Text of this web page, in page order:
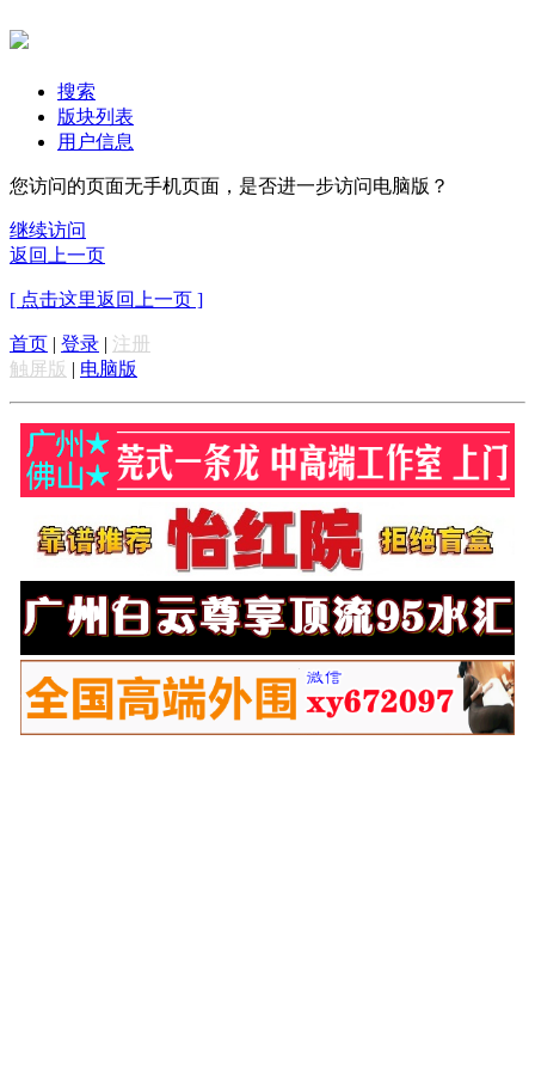
搜索
版块列表
用户信息
您访问的页面无手机页面，是否进一步访问电脑版？
继续访问
返回上一页
[ 点击这里返回上一页 ]
首页 | 登录 | 注册
触屏版 | 电脑版